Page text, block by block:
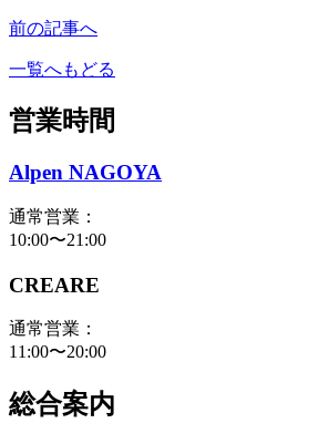
前の記事へ
一覧へもどる
営業時間
Alpen NAGOYA
通常営業：
10:00〜21:00
CREARE
通常営業：
11:00〜20:00
総合案内